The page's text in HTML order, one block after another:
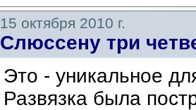
15 октября 2010 г.
Слюссену три
Это - уникальное
Развязка была